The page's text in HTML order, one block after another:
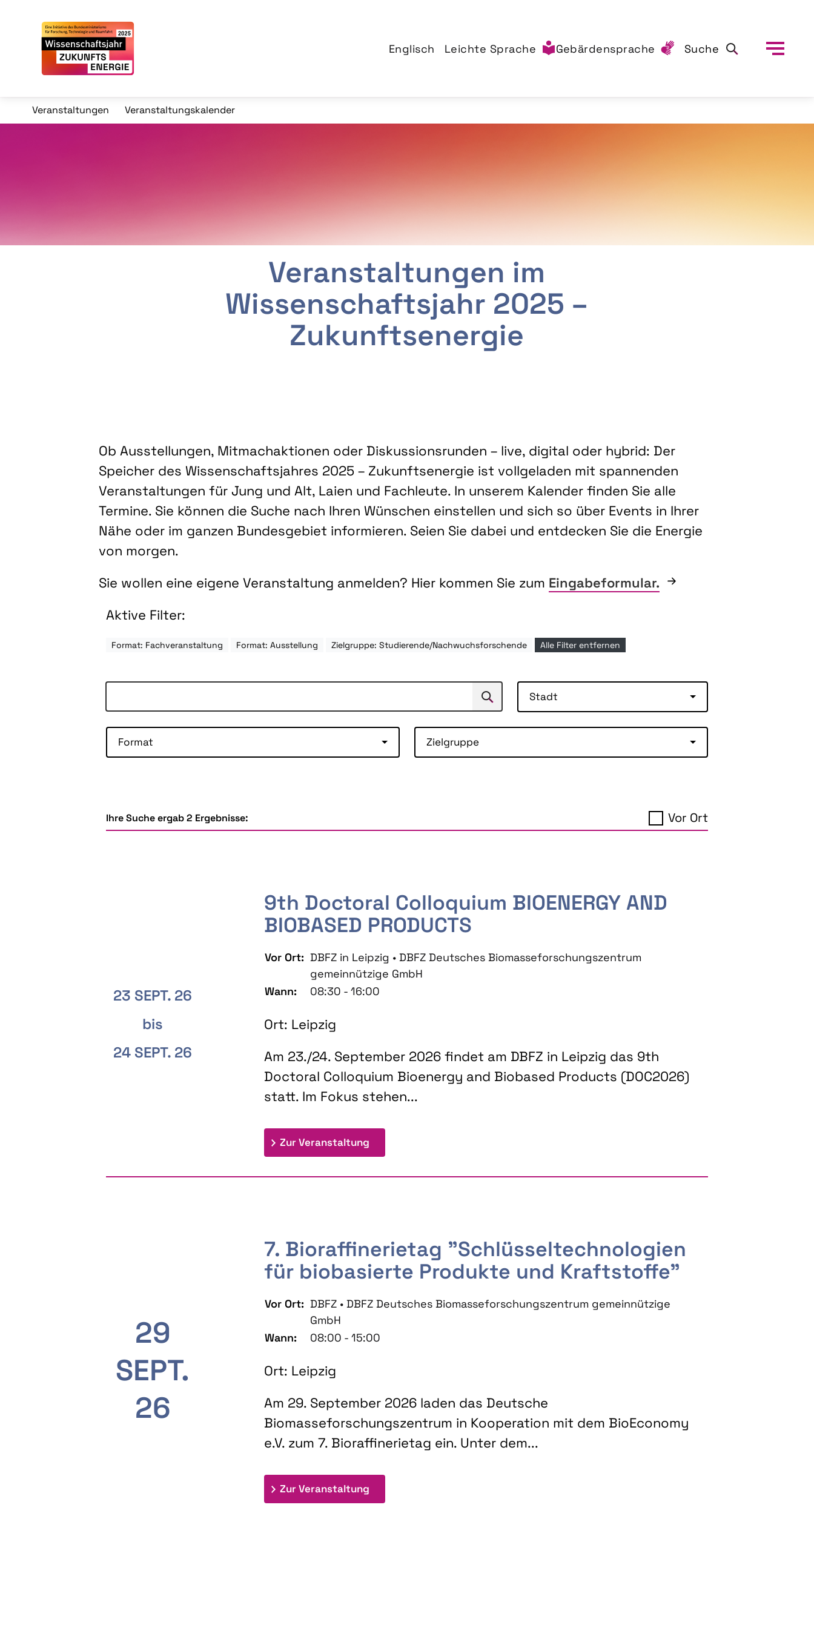
Englisch Leichte Sprache Gebärdensprache Suche
Veranstaltungen Veranstaltungskalender
Veranstaltungen im
Wissenschaftsjahr 2025 –
Zukunftsenergie
Ob Ausstellungen, Mitmachaktionen oder Diskussionsrunden – live, digital oder hybrid: Der
Speicher des Wissenschaftsjahres 2025 – Zukunftsenergie ist vollgeladen mit spannenden
Veranstaltungen für Jung und Alt, Laien und Fachleute. In unserem Kalender finden Sie alle
Termine. Sie können die Suche nach Ihren Wünschen einstellen und sich so über Events in Ihrer
Nähe oder im ganzen Bundesgebiet informieren. Seien Sie dabei und entdecken Sie die Energie
von morgen.
Sie wollen eine eigene Veranstaltung anmelden? Hier kommen Sie zum Eingabeformular.
Aktive Filter:
Format: Fachveranstaltung Format: Ausstellung Zielgruppe: Studierende/Nachwuchsforschende Alle Filter entfernen
Suchen Stadt
Format Zielgruppe
Ihre Suche ergab 2 Ergebnisse: Vor Ort
23 SEPT. 26
bis
24 SEPT. 26
9th Doctoral Colloquium BIOENERGY AND
BIOBASED PRODUCTS
Vor Ort: DBFZ in Leipzig • DBFZ Deutsches Biomasseforschungszentrum
gemeinnützige GmbH
Wann:
08:30 - 16:00
Ort: Leipzig
Am 23./24. September 2026 findet am DBFZ in Leipzig das 9th
Doctoral Colloquium Bioenergy and Biobased Products (DOC2026)
statt. Im Fokus stehen...
Zur Veranstaltung: 9th Doctoral Colloquium BIOENERGY AND BIOBASED PRODUCTS
29
SEPT.
26
7. Bioraffinerietag "Schlüsseltechnologien
für biobasierte Produkte und Kraftstoffe"
Vor Ort: DBFZ • DBFZ Deutsches Biomasseforschungszentrum gemeinnützige
GmbH
Wann:
08:00 - 15:00
Ort: Leipzig
Am 29. September 2026 laden das Deutsche
Biomasseforschungszentrum in Kooperation mit dem BioEconomy
e.V. zum 7. Bioraffinerietag ein. Unter dem...
Zur Veranstaltung: 7. Bioraffinerietag "Schlüsseltechnologien für biobasierte Produkte und Kraftstoffe"